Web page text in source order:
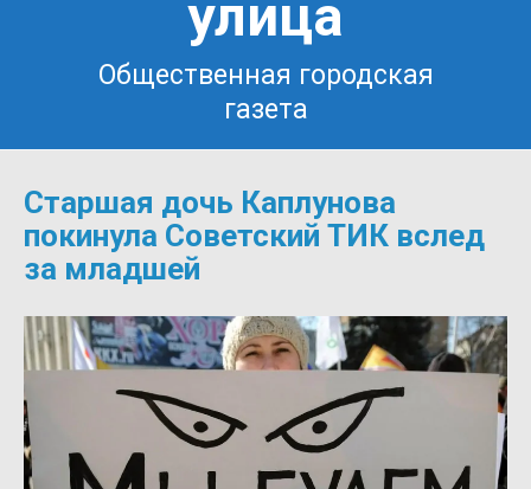
улица
Общественная городская
газета
Старшая дочь Каплунова
покинула Советский ТИК вслед
за младшей